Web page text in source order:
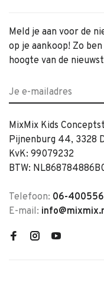
Meld je aan voor de
op je aankoop! Zo
hoogte van de
MixMix Kids
Pijnenburg 44, 3328
KvK: 99079232
BTW:
Telefoon: 06-
E-mail: